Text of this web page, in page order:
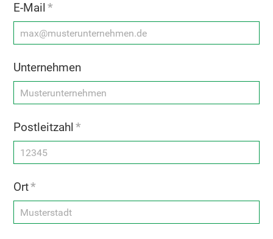
E-Mail*
Unternehmen
Postleitzahl*
Ort*